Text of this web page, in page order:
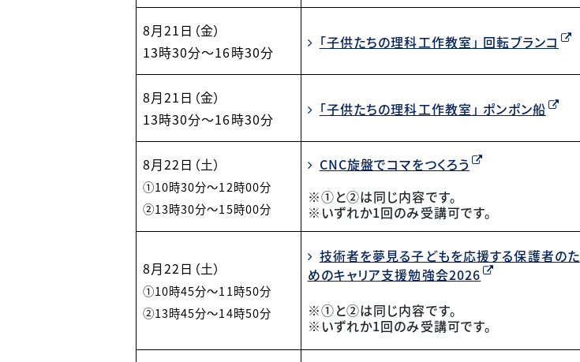
8月21日（金）
13時30分～16時30分
「子供たちの理科工作教室」 回転ブランコ
8月21日（金）
13時30分～16時30分
「子供たちの理科工作教室」 ポンポン船
8月22日（土）
①10時30分～12時00分
②13時30分～15時00分
CNC旋盤でコマをつくろう
※①と②は同じ内容です。
※いずれか1回のみ受講可です。
8月22日（土）
①10時45分～11時50分
②13時45分～14時50分
技術者を夢見る子どもを応援する保護者のた
めのキャリア支援勉強会2026
※①と②は同じ内容です。
※いずれか1回のみ受講可です。